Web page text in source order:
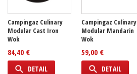
Campingaz Culinary
Modular Cast Iron
Wok
84,40 €
DETAIL
Campingaz Culinary
Modular Mandarin
Wok
59,00 €
DETAIL